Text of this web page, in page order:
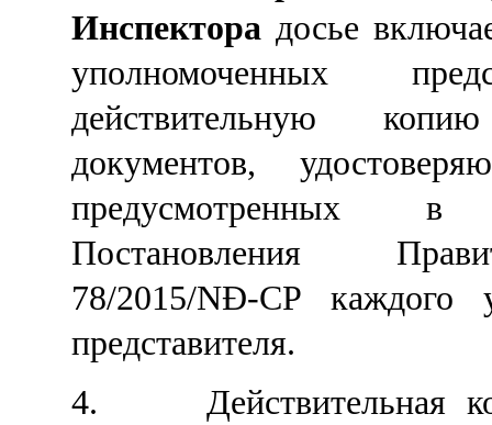
Инспекторадосье
уполномоченных
действительную копию
документов,
предусмотренных
Постановления
78/2015/NĐ-CPкаждого
представителя.
4.
Действительная